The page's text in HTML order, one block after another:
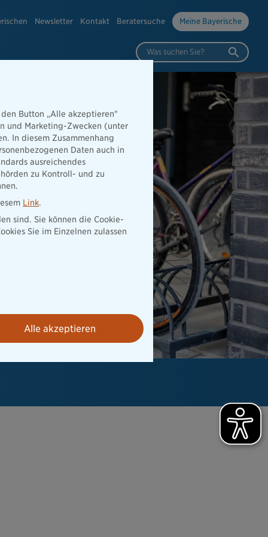
Newsletter Kontakt Beratersuche Meine Bayerische
Was suchen Sie?
Button „Alle akzeptieren"
und Marketing-Zwecken (unter
In diesem Zusammenhang
Daten auch in
ausreichendes
zu Kontroll- und zu
Link.
sind. Sie können die Cookie-
Sie im Einzelnen zulassen
Alle akzeptieren